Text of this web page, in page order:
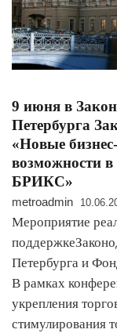
9 июня в
Петербурга
«Новые
возможности в
БРИКС»
metroadmin
Мероприятие
Петербурга и
В рамках
укрепления
стимулирования